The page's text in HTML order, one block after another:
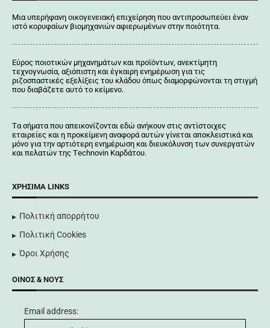
Μια υπερήφανη οικογενειακή επιχείρηση που αντιπροσωπεύει έναν
ιστό κορυφαίων βιομηχανιών αφιερωμένων στην ποιότητα.
Εύρος ποιοτικών μηχανημάτων και προϊόντων, ανεκτίμητη
τεχνογνωσία, αξιόπιστη και έγκαιρη ενημέρωση για τις
ριζοσπαστικές εξελίξεις του κλάδου όπως διαμορφώνονται τη στιγμή
που διαβάζετε αυτό το κείμενο.
Tα σήματα που απεικονίζονται εδώ ανήκουν στις αντίστοιχες
εταιρείες και η προκείμενη αναφορά αυτών γίνεται αποκλειστικά και
μόνο για την αρτιότερη ενημέρωση και διευκόλυνση των συνεργατών
και πελατών της Τechnovin Kαρδάτου.
ΧΡΉΣΙΜΑ LINKS
Πολιτική απορρήτου
Πολιτική Cookies
Όροι Χρήσης
ΟΊΝΟΣ & ΝΟΥΣ
Email address: